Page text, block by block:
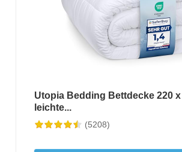
Utopia Bedding Bettdecke 220 x
leichte...
(5208)